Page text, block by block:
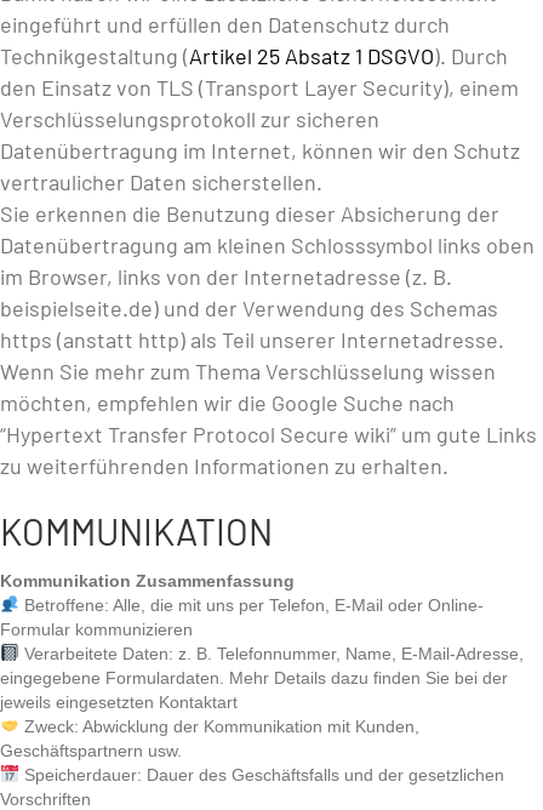
eingeführt und erfüllen den Datenschutz durch
Technikgestaltung (Artikel 25 Absatz 1 DSGVO). Durch
den Einsatz von TLS (Transport Layer Security), einem
Verschlüsselungsprotokoll zur sicheren
Datenübertragung im Internet, können wir den Schutz
vertraulicher Daten sicherstellen.
Sie erkennen die Benutzung dieser Absicherung der
Datenübertragung am kleinen Schlosssymbol links oben
im Browser, links von der Internetadresse (z. B.
beispielseite.de) und der Verwendung des Schemas
https (anstatt http) als Teil unserer Internetadresse.
Wenn Sie mehr zum Thema Verschlüsselung wissen
möchten, empfehlen wir die Google Suche nach
“Hypertext Transfer Protocol Secure wiki” um gute Links
zu weiterführenden Informationen zu erhalten.
KOMMUNIKATION
Kommunikation Zusammenfassung
Betroffene: Alle, die mit uns per Telefon, E-Mail oder Online-
Formular kommunizieren
Verarbeitete Daten: z. B. Telefonnummer, Name, E-Mail-Adresse,
eingegebene Formulardaten. Mehr Details dazu finden Sie bei der
jeweils eingesetzten Kontaktart
Zweck: Abwicklung der Kommunikation mit Kunden,
Geschäftspartnern usw.
Speicherdauer: Dauer des Geschäftsfalls und der gesetzlichen
Vorschriften